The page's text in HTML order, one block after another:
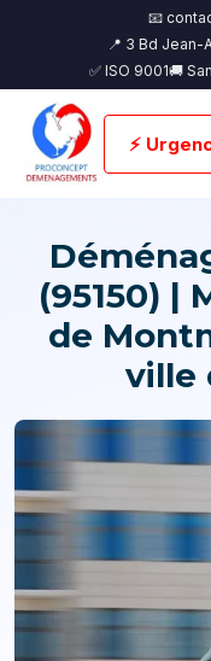
📧
📍 3 Bd Jean-
✅ ISO 9001🚚
⚡
(95150) |
de
ville